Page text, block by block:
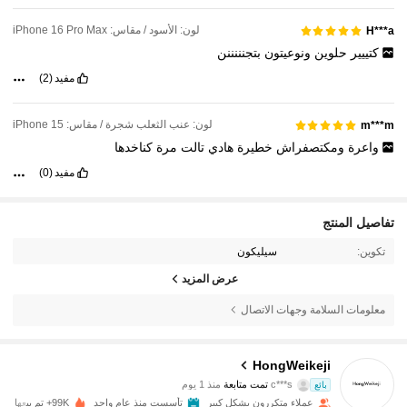
H***a لون: الأسود / مقاس: iPhone 16 Pro Max
كتييير حلوين ونوعيتون بتجنننننن
مفيد (2)
m***m لون: عنب الثعلب شجرة / مقاس: iPhone 15
واعرة ومكتصفراش خطيرة هادي تالت مرة كناخدها
مفيد (0)
تفاصيل المنتج
تكوين: سيليكون
عرض المزيد
معلومات السلامة وجهات الاتصال
HongWeikeji
بائع
c***sتمت متابعة
s***a تتصفح
4.87
5.4K متابعون
عملاء متكررون بشكل كبير تأسست منذ عام واحد 99K+ تم بيعها مؤخرًا